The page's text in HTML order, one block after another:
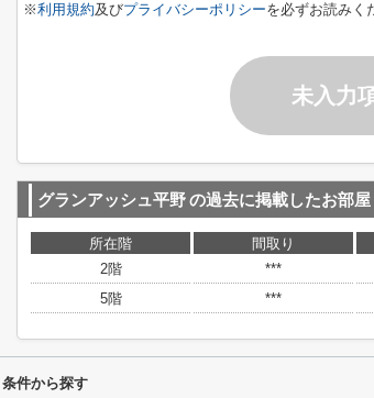
※利用規約及びプライバシーポリシーを必ずお読みく
未入力
グランアッシュ平野の過去に掲載したお部屋
所在階 間取り
2階
***
5階
***
件から探す